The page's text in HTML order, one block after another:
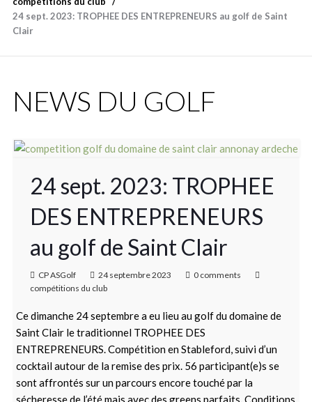
24 sept. 2023: TROPHEE DES ENTREPRENEURS au golf de Saint
Clair
NEWS DU GOLF
24 sept. 2023: TROPHEE
DES ENTREPRENEURS
au golf de Saint Clair
CP ASGolf 24 septembre 2023
0 comments
compétitions du club
Ce dimanche 24 septembre a eu lieu au golf du domaine de
Saint Clair le traditionnel TROPHEE DES
ENTREPRENEURS. Compétition en Stableford, suivi d’un
cocktail autour de la remise des prix. 56 participant(e)s se
sont affrontés sur un parcours encore touché par la
sécheresse de l’été mais avec des greens parfaits. Conditions